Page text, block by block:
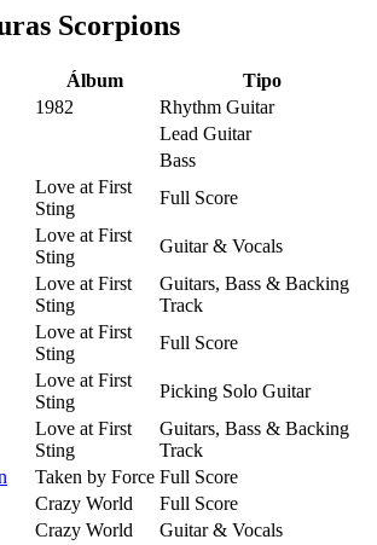
Scorpions
Álbum
Tipo
1982
Rhythm Guitar
Lead Guitar
Bass
Love at First
Sting
Full Score
Love at First
Sting
Guitar & Vocals
Love at First
Sting
Guitars, Bass & Backing
Track
Love at First
Sting
Full Score
Love at First
Sting
Picking Solo Guitar
Love at First
Sting
Guitars, Bass & Backing
Track
Taken by Force Full Score
Crazy World
Full Score
Crazy World
Guitar & Vocals